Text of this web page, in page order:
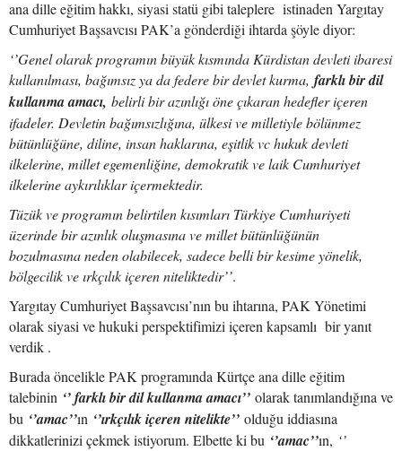
ana dille eğitim hakkı, siyasi statü gibi taleplere istinaden Yargıtay
Cumhuriyet Başsavcısı PAK’a gönderdiği ihtarda şöyle diyor:
‘’Genel olarak programın büyük kısmında Kürdistan devleti ibaresi
kullanılması, bağımsız ya da federe bir devlet kurma, farklı bir dil
kullanma amacı, belirli bir azınlığı öne çıkaran hedefler içeren
ifadeler. Devletin bağımsızlığına, ülkesi ve milletiyle bölünmez
bütünlüğüne, diline, insan haklarına, eşitlik vc hukuk devleti
ilkelerine, millet egemenliğine, demokratik ve laik Cumhuriyet
ilkelerine aykırılıklar içermektedir.
Tüzük ve programın belirtilen kısımları Türkiye Cumhuriyeti
üzerinde bir azınlık oluşmasına ve millet bütünlüğünün
bozulmasına neden olabilecek, sadece belli bir kesime yönelik,
bölgecilik ve ırkçılık içeren niteliktedir’’.
Yargıtay Cumhuriyet Başsavcısı’nın bu ihtarına, PAK Yönetimi
olarak siyasi ve hukuki perspektifimizi içeren kapsamlı bir yanıt
verdik .
Burada öncelikle PAK programında Kürtçe ana dille eğitim
talebinin ‘’ farklı bir dil kullanma amacı’’ olarak tanımlandığına ve
bu ‘’amac’’ın ‘’ırkçılık içeren nitelikte’’ olduğu iddiasına
dikkatlerinizi çekmek istiyorum. Elbette ki bu ‘’amac’’ın, ‘’